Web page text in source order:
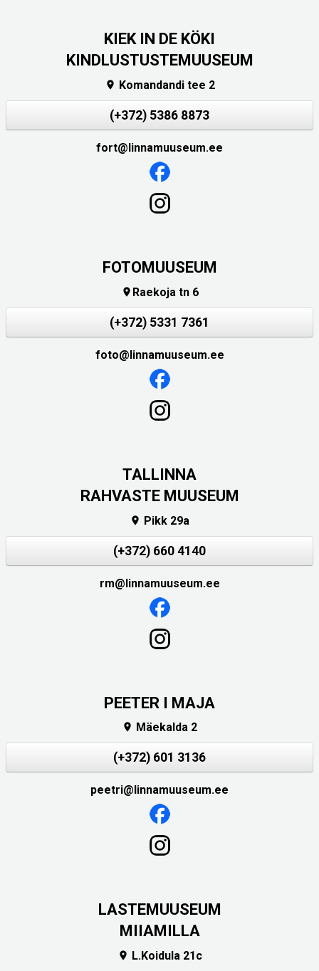
KIEK IN DE KÖKI
KINDLUSTUSTEMUUSEUM
 Komandandi tee 2
(+372) 5386 8873
fort@linnamuuseum.ee
FOTOMUUSEUM
 Raekoja tn 6
(+372) 5331 7361
foto@linnamuuseum.ee
TALLINNA
RAHVASTE MUUSEUM
 Pikk 29a
(+372) 660 4140
rm@linnamuuseum.ee
PEETER I MAJA
 Mäekalda 2
(+372) 601 3136
peetri@linnamuuseum.ee
LASTEMUUSEUM
MIIAMILLA
 L.Koidula 21c